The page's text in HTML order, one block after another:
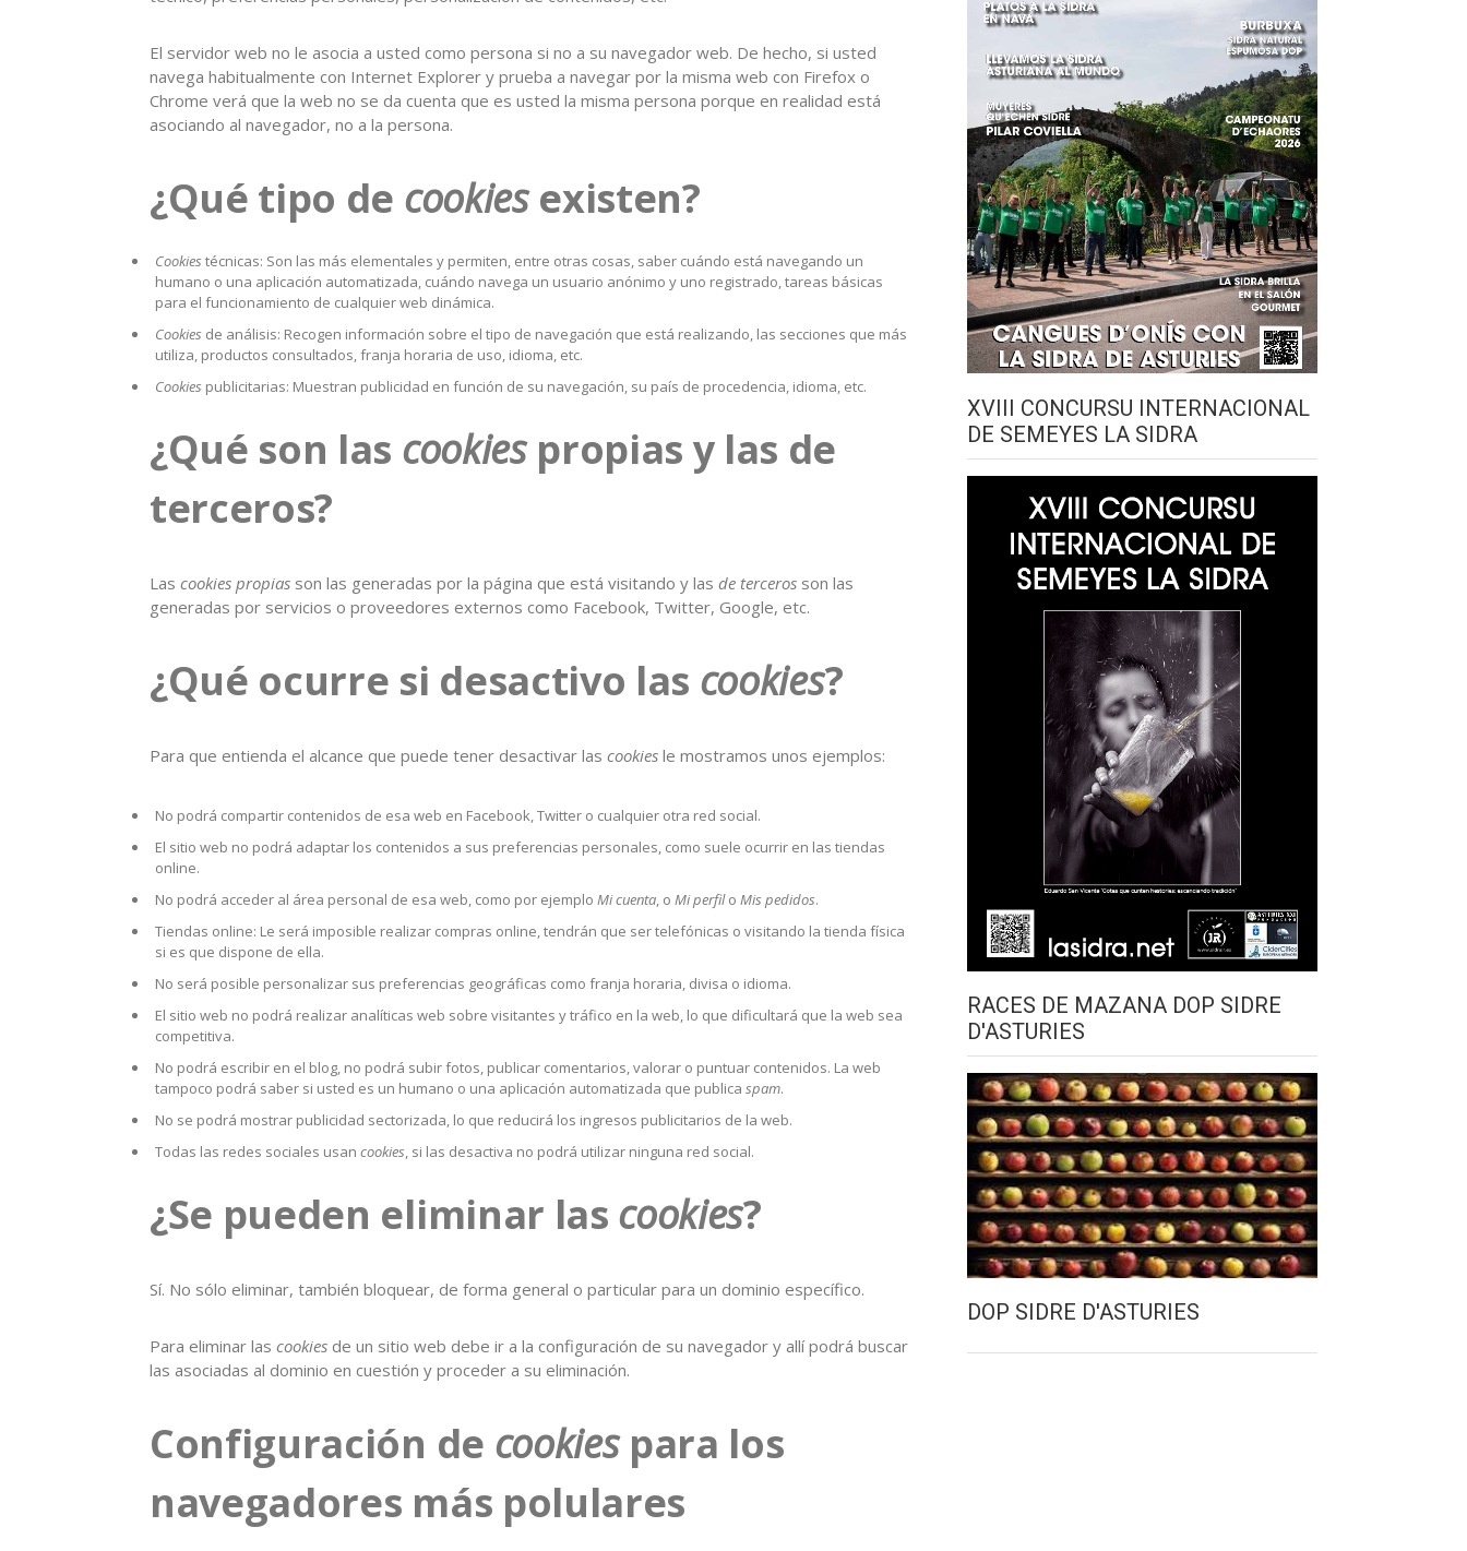
El servidor web no le asocia a usted como persona si no a su navegador web. De hecho, si usted
navega habitualmente con Internet Explorer y prueba a navegar por la misma web con Firefox o
Chrome verá que la web no se da cuenta que es usted la misma persona porque en realidad está
asociando al navegador, no a la persona.
¿Qué tipo de cookiesexisten?
Cookies técnicas: Son las más elementales y permiten, entre otras cosas, saber cuándo está navegando un
humano o una aplicación automatizada, cuándo navega un usuario anónimo y uno registrado, tareas básicas
para el funcionamiento de cualquier web dinámica.
Cookies de análisis: Recogen información sobre el tipo de navegación que está realizando, las secciones que más
utiliza, productos consultados, franja horaria de uso, idioma, etc.
Cookies publicitarias: Muestran publicidad en función de su navegación, su país de procedencia, idioma, etc.
¿Qué son las cookiespropias y las de
terceros?
Las cookies propias son las generadas por la página que está visitando y las de terceros son las
generadas por servicios o proveedores externos como Facebook, Twitter, Google, etc.
¿Qué ocurre si desactivo las cookies?
Para que entienda el alcance que puede tener desactivar las cookies le mostramos unos ejemplos:
No podrá compartir contenidos de esa web en Facebook, Twitter o cualquier otra red social.
El sitio web no podrá adaptar los contenidos a sus preferencias personales, como suele ocurrir en las tiendas
online.
No podrá acceder al área personal de esa web, como por ejemplo Mi cuenta, o Mi perfilo Mis pedidos.
Tiendas online: Le será imposible realizar compras online, tendrán que ser telefónicas o visitando la tienda física
si es que dispone de ella.
No será posible personalizar sus preferencias geográficas como franja horaria, divisa o idioma.
El sitio web no podrá realizar analíticas web sobre visitantes y tráfico en la web, lo que dificultará que la web sea
competitiva.
No podrá escribir en el blog, no podrá subir fotos, publicar comentarios, valorar o puntuar contenidos. La web
tampoco podrá saber si usted es un humano o una aplicación automatizada que publica spam.
No se podrá mostrar publicidad sectorizada, lo que reducirá los ingresos publicitarios de la web.
Todas las redes sociales usan cookies, si las desactiva no podrá utilizar ninguna red social.
¿Se pueden eliminar las cookies?
Sí. No sólo eliminar, también bloquear, de forma general o particular para un dominio específico.
Para eliminar las cookies de un sitio web debe ir a la configuración de su navegador y allí podrá buscar
las asociadas al dominio en cuestión y proceder a su eliminación.
Configuración de cookiespara los
navegadores más polulares
XVIII CONCURSU INTERNACIONAL
DE SEMEYES LA SIDRA
RACES DE MAZANA DOP SIDRE
D'ASTURIES
DOP SIDRE D'ASTURIES